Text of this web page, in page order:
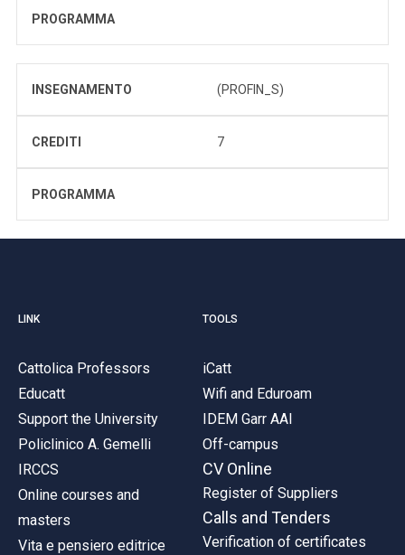
PROGRAMMA
INSEGNAMENTO (PROFIN_S)
CREDITI 7
PROGRAMMA
LINK
Cattolica Professors
Educatt
Support the University
Policlinico A. Gemelli
IRCCS
Online courses and
masters
Vita e pensiero editrice
TOOLS
iCatt
Wifi and Eduroam
IDEM Garr AAI
Off-campus
CV Online
Register of Suppliers
Calls and Tenders
Verification of certificates